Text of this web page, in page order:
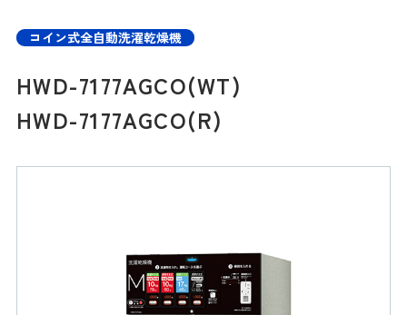
コイン式全自動洗濯乾燥機
HWD-7177AGCO(WT)
HWD-7177AGCO(R)